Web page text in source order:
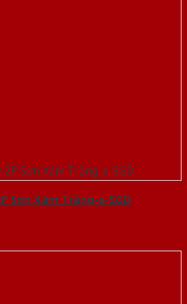
Sơn Xám Trắng-a-SGD